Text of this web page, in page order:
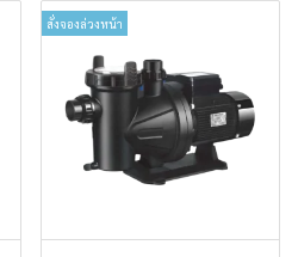
สั่งจองล่วงหน้า